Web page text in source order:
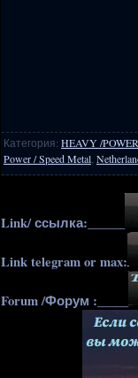
Категория: HEAVY /
Power / Speed Metal
Link/ ссылка:______
Link telegram or max:
Forum /Форум :_____